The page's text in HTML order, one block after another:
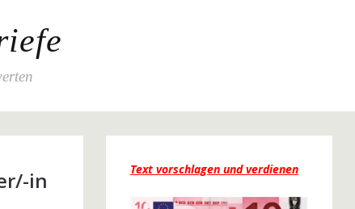
in Text vorschlagen und verdienen